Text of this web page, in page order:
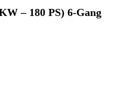
– 180 PS) 6-Gang